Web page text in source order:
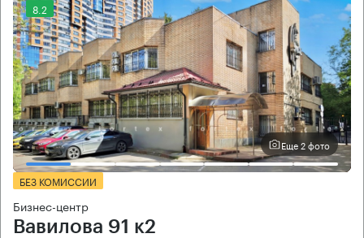
8.2
Еще 2 фото
БЕЗ КОМИССИИ
Бизнес-центр
Вавилова 91 к2